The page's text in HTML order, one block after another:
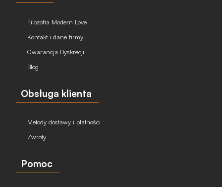
Filozofia Modern Love
Kontakt i dane firmy
Gwarancja Dyskrecji
Blog
Obsługa klienta
Metody dostawy i płatności
Zwroty
Pomoc